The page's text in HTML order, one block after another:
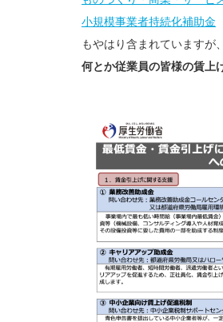
小規模事業者持続化補助金
もやはり含まれていますが
何とか従業員の皆様の賃上